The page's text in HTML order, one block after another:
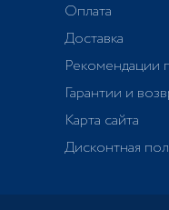
Оплата
Доставка
Рекомендации
Гарантии и
Карта сайта
Дисконтная